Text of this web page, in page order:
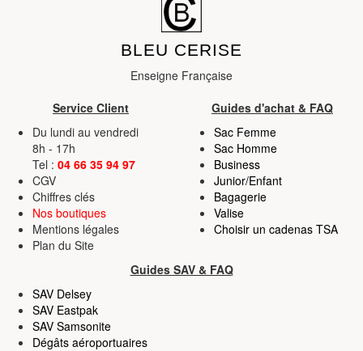
BLEU CERISE
Enseigne Française
Service Client
Guides d'achat & FAQ
Du lundi au vendredi
8h - 17h
Tel : 04 66 35 94 97
CGV
Chiffres clés
Nos boutiques
Mentions légales
Plan du Site
Sac Femme
Sac Homme
Business
Junior/Enfant
Bagagerie
Valise
Choisir un cadenas TSA
Guides SAV & FAQ
SAV Delsey
SAV Eastpak
SAV Samsonite
Dégâts aéroportuaires